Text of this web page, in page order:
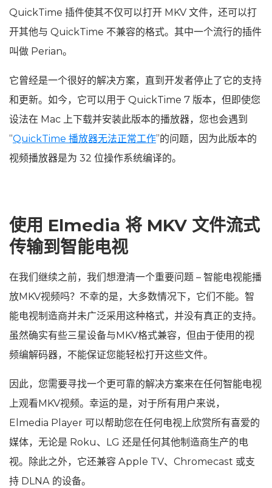
QuickTime 插件使其不仅可以打开 MKV 文件，还可以打
开其他与 QuickTime 不兼容的格式。其中一个流行的插件
叫做 Perian。
它曾经是一个很好的解决方案，直到开发者停止了它的支持
和更新。如今，它可以用于 QuickTime 7 版本，但即使您
设法在 Mac 上下载并安装此版本的播放器，您也会遇到
“QuickTime 播放器无法正常工作”的问题，因为此版本的
视频播放器是为 32 位操作系统编译的。
使用 Elmedia 将 MKV 文件流式
传输到智能电视
在我们继续之前，我们想澄清一个重要问题 – 智能电视能播
放MKV视频吗？不幸的是，大多数情况下，它们不能。智
能电视制造商并未广泛采用这种格式，并没有真正的支持。
虽然确实有些三星设备与MKV格式兼容，但由于使用的视
频编解码器，不能保证您能轻松打开这些文件。
因此，您需要寻找一个更可靠的解决方案来在任何智能电视
上观看MKV视频。幸运的是，对于所有用户来说，
Elmedia Player 可以帮助您在任何电视上欣赏所有喜爱的
媒体，无论是 Roku、LG 还是任何其他制造商生产的电
视。除此之外，它还兼容 Apple TV、Chromecast 或支
持 DLNA 的设备。